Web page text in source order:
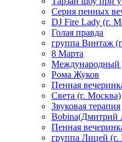
Серия пенных
DJ Fire Lady (г.
Голая правда
группа Винтаж
8 Марта
Международный
Рома Жуков
Пенная
Света (г. Москва)
Звуковая терапия
Bobina(Дмитрий
Пенная
группа Лицей (г.